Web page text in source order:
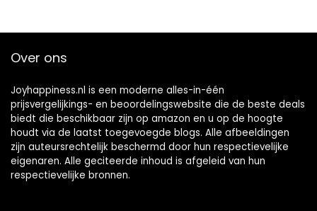
Over ons
Joyhappiness.nl is een moderne alles-in-één
prijsvergelijkings- en beoordelingswebsite die de beste deals
biedt die beschikbaar zijn op amazon en u op de hoogte
houdt via de laatst toegevoegde blogs. Alle afbeeldingen
zijn auteursrechtelijk beschermd door hun respectievelijke
eigenaren. Alle geciteerde inhoud is afgeleid van hun
respectievelijke bronnen.